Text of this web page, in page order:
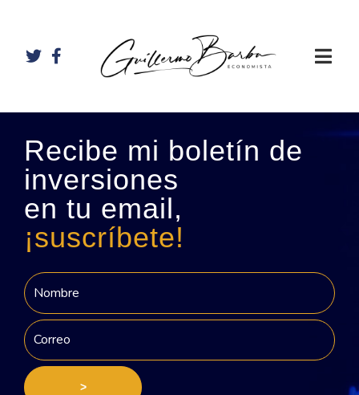
Recibe mi boletín de
inversiones
en tu email,
¡suscríbete!
>